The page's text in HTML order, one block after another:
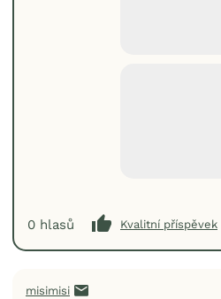
0 hlasů Kvalitní příspěvek
misimisi